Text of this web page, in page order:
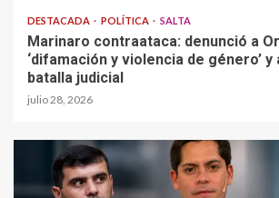
DESTACADA POLÍTICA SALTA
Marinaro contraataca: denunció a
‘difamación y violencia de género’ y
batalla judicial
julio 28, 2026